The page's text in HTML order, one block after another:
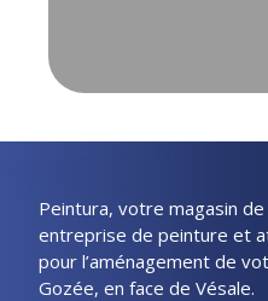
Peintura, votre magasin
entreprise de peinture et
pour l’aménagement de
Gozée, en face de Vésale.